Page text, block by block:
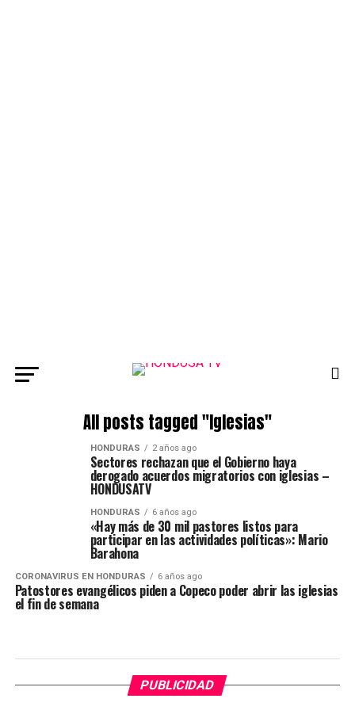
All posts tagged "Iglesias"
HONDURAS 2 años ago
Sectores rechazan que el Gobierno haya
derogado acuerdos migratorios con iglesias –
HONDUSATV
HONDURAS 6 años ago
«Hay más de 30 mil pastores listos para
participar en las actividades políticas»: Mario
Barahona
CORONAVIRUS EN HONDURAS 6 años ago
Patostores evangélicos piden a Copeco poder abrir las iglesias
el fin de semana
PUBLICIDAD